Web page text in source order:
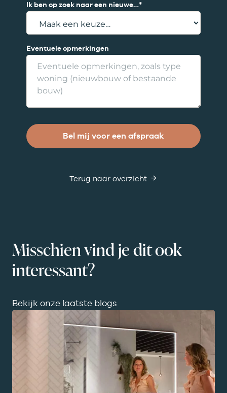
Ik ben op zoek naar een nieuwe…*
Eventuele opmerkingen
Bel mij voor een afspraak
Terug naar overzicht
Misschien vind je dit ook
interessant?
Bekijk onze laatste blogs